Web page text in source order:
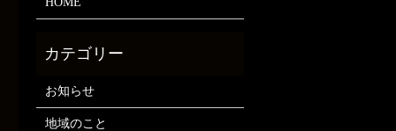
お知らせ
地域のこと